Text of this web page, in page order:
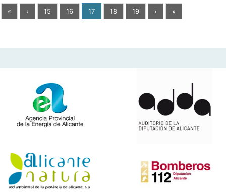
« ‹ 15 16 17 18 19 › »